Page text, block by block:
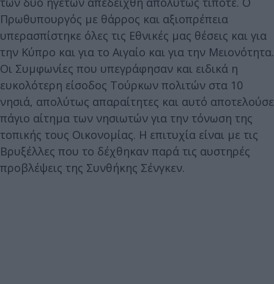
Πρωθυπουργός με θάρρος και αξιοπρέπεια
υπερασπίστηκε όλες τις Εθνικές μας θέσεις και για
την Κύπρο και για το Αιγαίο και για την Μειονότητα.
Οι Συμφωνίες που υπεγράφησαν και ειδικά η
ευκολότερη είσοδος Τούρκων πολιτών στα 10
νησιά, απολύτως απαραίτητες και αυτό αποτελούσε
πάγιο αίτημα των νησιωτών για την τόνωση της
τοπικής τους Οικονομίας. Η επιτυχία είναι με τις
Βρυξέλλες που το δέχθηκαν παρά τις αυστηρές
προβλέψεις της Συνθήκης Σένγκεν.